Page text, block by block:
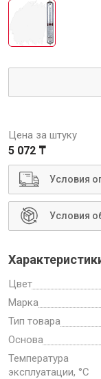
Цена за штуку
5 072 ₸
Условия
Условия
Цвет
Марка
Тип товара
Основа
Температура
эксплуатации, °С
Малярный
Пистолеты
Инструмент
Ещё 2